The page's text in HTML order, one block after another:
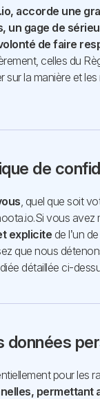
accorde une
un gage de
de faire
celles du
la manière et
de
, quel que soit
Si vous avez
explicite de l’un
que nous
détaillée ci-
pour les